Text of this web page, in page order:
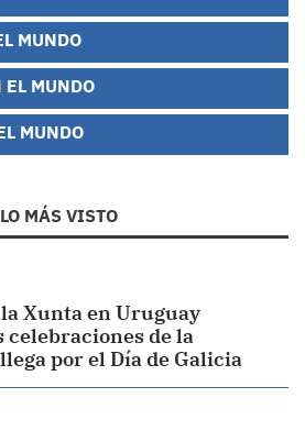
MUNDO
MUNDO
MUNDO
LO MÁS VISTO
Xunta en Uruguay
de la
por el Día de Galicia